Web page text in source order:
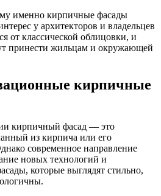
именно кирпичные фасады
у архитекторов и владельцев
от классической облицовки, и
принести жильцам и окружающей
кирпичные
кирпичный фасад — это
из кирпича или его
современное направление
новых технологий и
которые выглядят стильно,